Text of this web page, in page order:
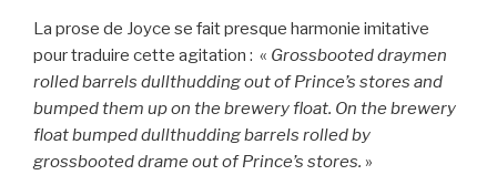
La prose de Joyce se fait presque harmonie imitative
pour traduire cette agitation : « Grossbooted draymen
rolled barrels dullthudding out of Prince’s stores and
bumped them up on the brewery float. On the brewery
float bumped dullthudding barrels rolled by
grossbooted drame out of Prince’s stores. »